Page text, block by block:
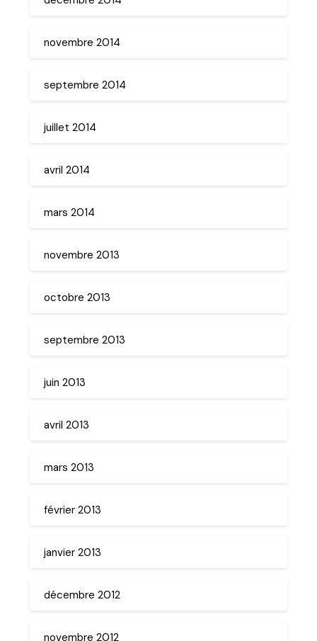
novembre 2014
septembre 2014
juillet 2014
avril 2014
mars 2014
novembre 2013
octobre 2013
septembre 2013
juin 2013
avril 2013
mars 2013
février 2013
janvier 2013
décembre 2012
novembre 2012